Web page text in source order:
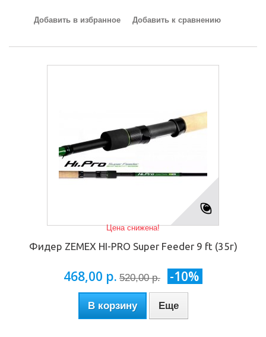
Добавить в избранное Добавить к сравнению
Цена снижена!
Фидер ZEMEX HI-PRO Super Feeder 9 ft (35г)
468,00 р. 520,00 р. -10%
В корзину Еще